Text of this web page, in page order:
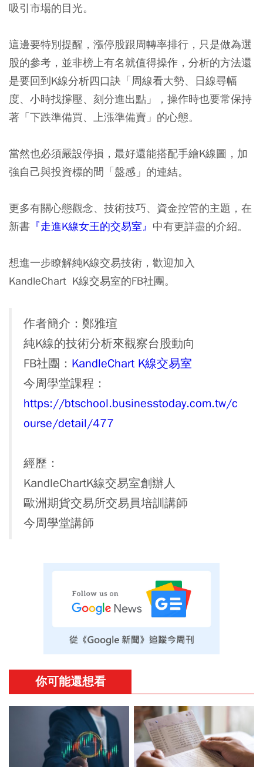
吸引市場的目光。
這邊要特別提醒，漲停股跟周轉率排行，只是做為選
股的參考，並非榜上有名就值得操作，分析的方法還
是要回到K線分析四口訣 「周線看大勢、日線尋幅
度、小時找撐壓、刻分進出點」
，操作時也要常保持
著 「下跌準備買、上漲準備賣 」的心態。
當然也必須嚴設停損，最好還能搭配手繪K線圖，加
強自己與投資標的間 「盤感」 的連結。
更多有關心態觀念、技術技巧、資金控管的主題，在
新書 『走進K線女王的交易室』 中有更詳盡的介紹。
想進一步瞭解純K線交易技術，歡迎加入
KandleChart K線交易室的FB社團。
作者簡介：鄭雅瑄
純K線的技術分析來觀察台股動向
FB社團： KandleChart K線交易室
今周學堂課程：
https://btschool.businesstoday.com.tw/c
ourse/detail/477
經歷：
KandleChartK線交易室創辦人
歐洲期貨交易所交易員培訓講師
今周學堂講師